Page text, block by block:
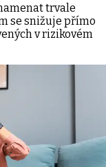
trvale
se snižuje přímo
v rizikovém